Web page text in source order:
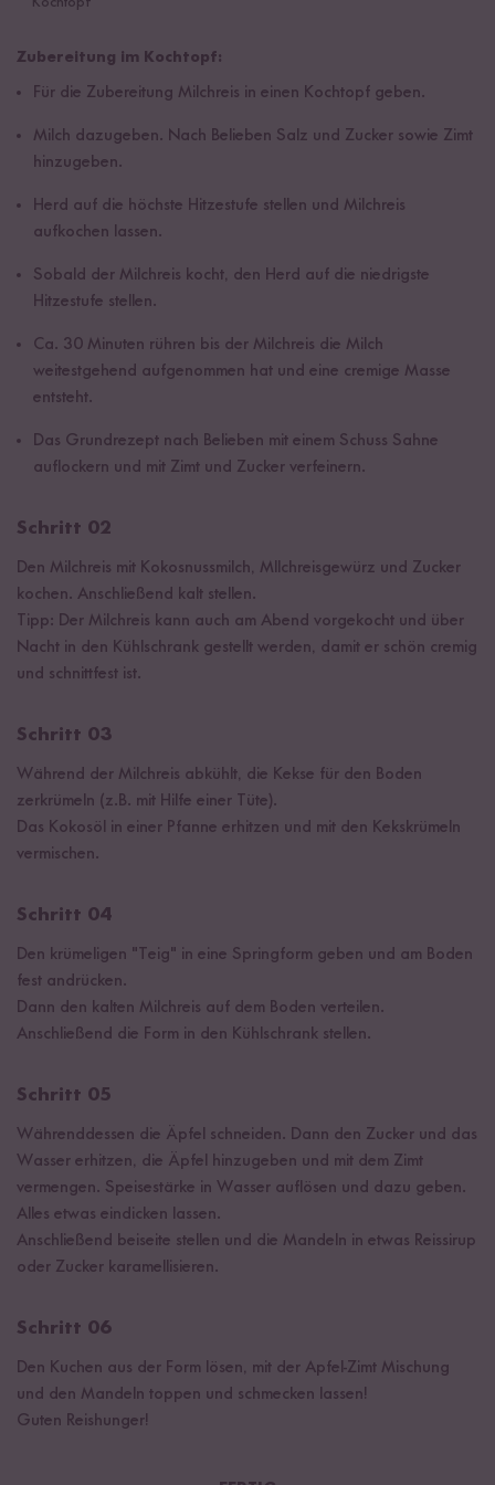
Zubereitung im Kochtopf:
Für die Zubereitung Milchreis in einen Kochtopf geben.
Milch dazugeben. Nach Belieben Salz und Zucker sowie Zimt
hinzugeben.
Herd auf die höchste Hitzestufe stellen und Milchreis
aufkochen lassen.
Sobald der Milchreis kocht, den Herd auf die niedrigste
Hitzestufe stellen.
Ca. 30 Minuten rühren bis der Milchreis die Milch
weitestgehend aufgenommen hat und eine cremige Masse
entsteht.
Das Grundrezept nach Belieben mit einem Schuss Sahne
auflockern und mit Zimt und Zucker verfeinern.
Schritt 02
Den Milchreis mit Kokosnussmilch, MIlchreisgewürz und Zucker
kochen. Anschließend kalt stellen.
Tipp: Der Milchreis kann auch am Abend vorgekocht und über
Nacht in den Kühlschrank gestellt werden, damit er schön cremig
und schnittfest ist.
Schritt 03
Während der Milchreis abkühlt, die Kekse für den Boden
zerkrümeln (z.B. mit Hilfe einer Tüte).
Das Kokosöl in einer Pfanne erhitzen und mit den Kekskrümeln
vermischen.
Schritt 04
Den krümeligen "Teig" in eine Springform geben und am Boden
fest andrücken.
Dann den kalten Milchreis auf dem Boden verteilen.
Anschließend die Form in den Kühlschrank stellen.
Schritt 05
Währenddessen die Äpfel schneiden. Dann den Zucker und das
Wasser erhitzen, die Äpfel hinzugeben und mit dem Zimt
vermengen. Speisestärke in Wasser auflösen und dazu geben.
Alles etwas eindicken lassen.
Anschließend beiseite stellen und die Mandeln in etwas Reissirup
oder Zucker karamellisieren.
Schritt 06
Den Kuchen aus der Form lösen, mit der Apfel-Zimt Mischung
und den Mandeln toppen und schmecken lassen!
Guten Reishunger!